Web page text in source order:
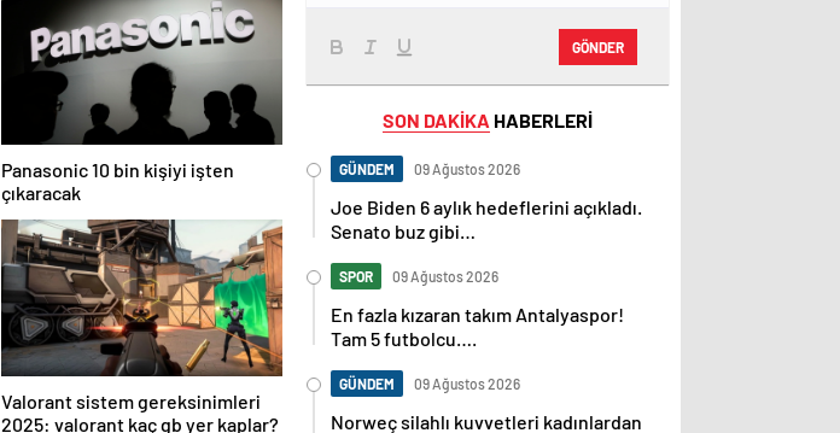
Panasonic 10 bin kişiyi işten
çıkaracak
Valorant sistem gereksinimleri
2025: valorant kaç gb yer kaplar?
GÖNDER
SON DAKİKA HABERLERİ
GÜNDEM 09 Ağustos 2026
Joe Biden 6 aylık hedeflerini açıkladı.
Senato buz gibi…
SPOR 09 Ağustos 2026
En fazla kızaran takım Antalyaspor!
Tam 5 futbolcu….
GÜNDEM 09 Ağustos 2026
Norweç silahlı kuvvetleri kadınlardan